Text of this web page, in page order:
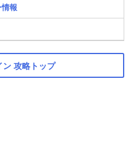
報
攻略トップ